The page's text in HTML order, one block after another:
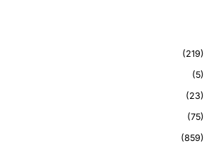
219
5
23
75
859